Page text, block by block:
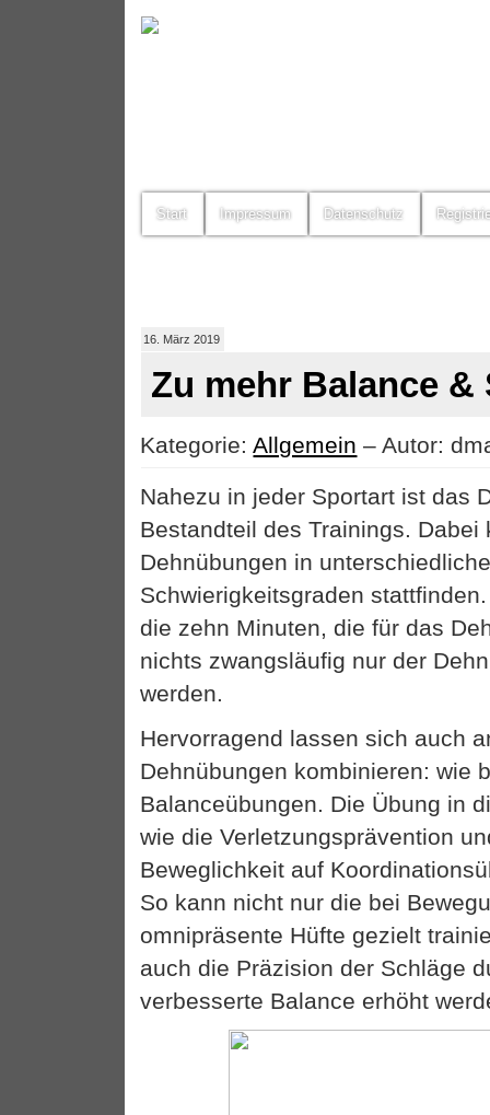
Start Impressum Datenschutz
16. März 2019
Zu mehr Balance &
Kategorie:Allgemein – Autor:
Nahezu in jeder Sportart ist das
Bestandteil des Trainings. Dabei
Dehnübungen in
Schwierigkeitsgraden
die zehn Minuten, die für das
nichts zwangsläufig nur der
werden.
Hervorragend lassen sich auch
Dehnübungen kombinieren: wie
Balanceübungen. Die Übung in
wie die Verletzungsprävention
Beweglichkeit auf
So kann nicht nur die bei
omnipräsente Hüfte gezielt
auch die Präzision der Schläge
verbesserte Balance erhöht